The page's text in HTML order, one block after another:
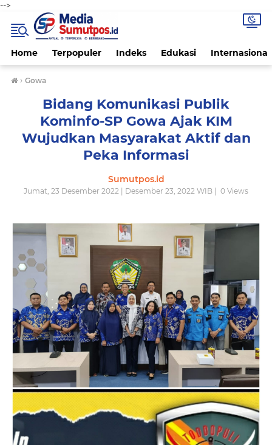
-->
Home Terpopuler Indeks Edukasi Internasional
› Gowa
Bidang Komunikasi Publik
Kominfo-SP Gowa Ajak KIM
Wujudkan Masyarakat Aktif dan
Peka Informasi
Sumutpos.id
Jumat, 23 Desember 2022 | Desember 23, 2022 WIB | 0 Views